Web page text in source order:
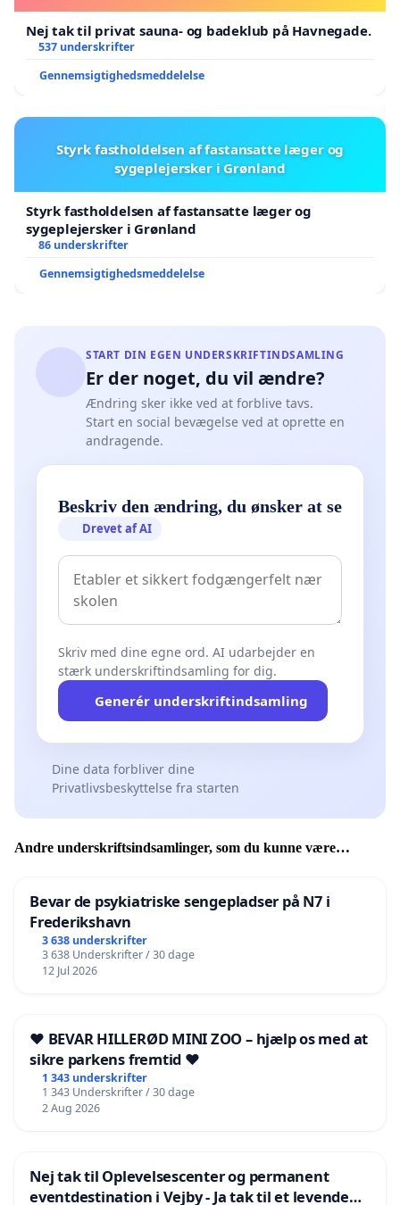
Nej tak til privat sauna- og badeklub på Havnegade.
537 underskrifter
Gennemsigtighedsmeddelelse
Styrk fastholdelsen af fastansatte læger og
sygeplejersker i Grønland
Styrk fastholdelsen af fastansatte læger og
sygeplejersker i Grønland
86 underskrifter
Gennemsigtighedsmeddelelse
START DIN EGEN UNDERSKRIFTINDSAMLING
Er der noget, du vil ændre?
Ændring sker ikke ved at forblive tavs.
Start en social bevægelse ved at oprette en
andragende.
Beskriv den ændring, du ønsker at se
Drevet af AI
Skriv med dine egne ord. AI udarbejder en
stærk underskriftindsamling for dig.
Generér underskriftindsamling
Dine data forbliver dine
Privatlivsbeskyttelse fra starten
Andre underskriftsindsamlinger, som du kunne være
Bevar de psykiatriske sengepladser på N7 i
Frederikshavn
3 638 underskrifter
3 638 Underskrifter / 30 dage
12 Jul 2026
❤️ BEVAR HILLERØD MINI ZOO – hjælp os med at
sikre parkens fremtid ❤️
1 343 underskrifter
1 343 Underskrifter / 30 dage
2 Aug 2026
Nej tak til Oplevelsescenter og permanent
eventdestination i Vejby - Ja tak til et levende